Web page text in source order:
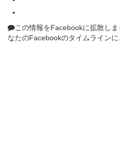
この情報をFacebookに拡散しま
なたのFacebookのタイムラインに